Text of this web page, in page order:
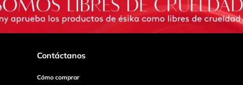
Contáctanos
Cómo comprar